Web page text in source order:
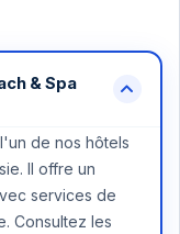
& Spa
de nos hôtels
Il offre un
services de
Consultez les